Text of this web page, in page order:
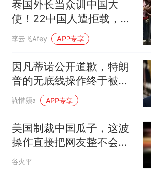
泰国外长当众训中国大
使！22中国人遭拒载，护
自己公民有错吗？
李云飞Afey APP专享
因凡蒂诺公开道歉，特朗
普的无底线操作终于被欧
洲阻击了一回！
誮惜颜a APP专享
美国制裁中国瓜子，这波
操作直接把网友整不会了
02
谷火平